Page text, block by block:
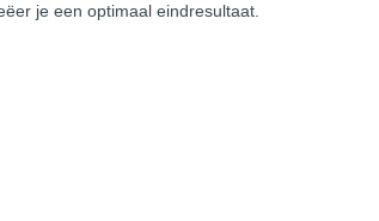
je een optimaal eindresultaat.